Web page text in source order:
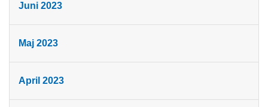
Juni 2023
Maj 2023
April 2023